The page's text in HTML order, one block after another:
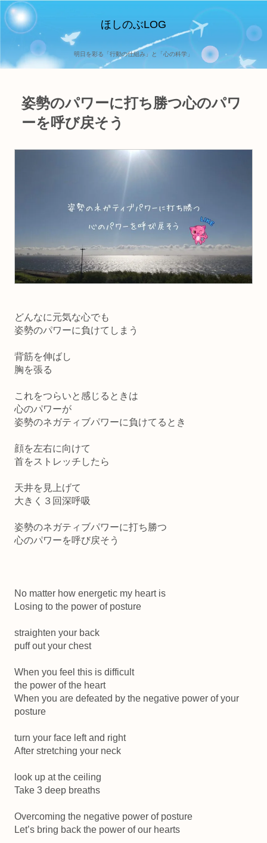
ほしのぶLOG
明日を彩る「行動の仕組み」と「心の科学」
姿勢のパワーに打ち勝つ心のパワ
ーを呼び戻そう
どんなに元気な心でも
姿勢のパワーに負けてしまう
背筋を伸ばし
胸を張る
これをつらいと感じるときは
心のパワーが
姿勢のネガティブパワーに負けてるとき
顔を左右に向けて
首をストレッチしたら
天井を見上げて
大きく３回深呼吸
姿勢のネガティブパワーに打ち勝つ
心のパワーを呼び戻そう
No matter how energetic my heart is
Losing to the power of posture
straighten your back
puff out your chest
When you feel this is difficult
the power of the heart
When you are defeated by the negative power of your
posture
turn your face left and right
After stretching your neck
look up at the ceiling
Take 3 deep breaths
Overcoming the negative power of posture
Let’s bring back the power of our hearts